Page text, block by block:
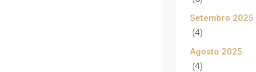
Setembro 2025
(4)
Agosto 2025
(4)